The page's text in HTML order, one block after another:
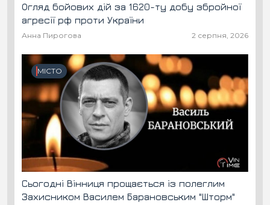
Огляд бойових дій за 1620-ту добу збройної
агресії рф проти України
Анна Пирогова 2 серпня, 2026
МІСТО
Сьогодні Вінниця прощається із полеглим
Захисником Василем Барановським "Шторм"